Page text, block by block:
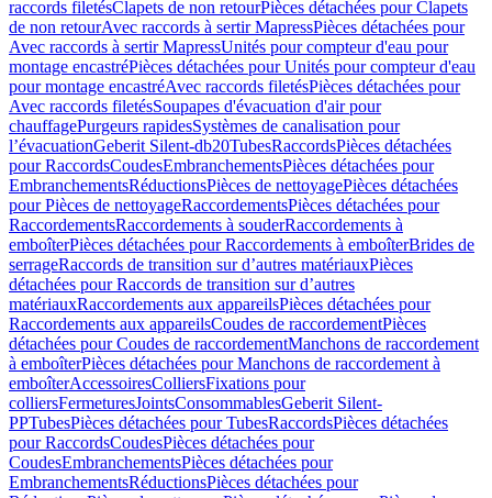
raccords filetésClapets de non retourPièces détachées pour Clapets
de non retourAvec raccords à sertir MapressPièces détachées pour
Avec raccords à sertir MapressUnités pour compteur d'eau pour
montage encastréPièces détachées pour Unités pour compteur d'eau
pour montage encastréAvec raccords filetésPièces détachées pour
Avec raccords filetésSoupapes d'évacuation d'air pour
chauffagePurgeurs rapidesSystèmes de canalisation pour
l’évacuationGeberit Silent-db20TubesRaccordsPièces détachées
pour RaccordsCoudesEmbranchementsPièces détachées pour
EmbranchementsRéductionsPièces de nettoyagePièces détachées
pour Pièces de nettoyageRaccordementsPièces détachées pour
RaccordementsRaccordements à souderRaccordements à
emboîterPièces détachées pour Raccordements à emboîterBrides de
serrageRaccords de transition sur d’autres matériauxPièces
détachées pour Raccords de transition sur d’autres
matériauxRaccordements aux appareilsPièces détachées pour
Raccordements aux appareilsCoudes de raccordementPièces
détachées pour Coudes de raccordementManchons de raccordement
à emboîterPièces détachées pour Manchons de raccordement à
emboîterAccessoiresColliersFixations pour
colliersFermeturesJointsConsommablesGeberit Silent-
PPTubesPièces détachées pour TubesRaccordsPièces détachées
pour RaccordsCoudesPièces détachées pour
CoudesEmbranchementsPièces détachées pour
EmbranchementsRéductionsPièces détachées pour